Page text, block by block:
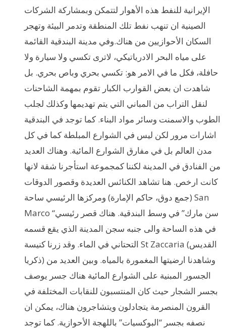
الإيرانية للنفط هذه الأهوار لتتمكن وبمشاركة الشركات
الصينية ان تنهب نفط تلك المنطقة وتدمر البيئة وتهجر
السكان الأحوازيين من هناك.وفي مدينة البندقية القائمة
على مياه البحر الادرياتيكي، لاترى تكسي ولا سيارة ولا
حافلة، فكل ما في الامر هو: تكسي بحري وباص بحري. بل
شاهدت ان بعض القوارب الكبار تقوم بمهمة الشاحنات
لنقل التراب من المباني التي يتم تهديمها وكذلك لجلب
الطوب والاسمنت وسائر مواد البناء. كما توجد في البندقية
اشارات مرور لكن ليس في الشوارع المبلطة كما في كل
مدن العالم بل في مفارق الشوارع المائية. وهناك العديد
من الفنادق في المدينة لكننا كمجموعة استأجرنا شقة لانها
كانت ارخص. هنا تشاهد الكنائس العديدة وقصور الدوقات
(جمع دوق، حاكم الإمارة) ومركزها الرئيسي ساحة San
Marco “سن مارك” في وسط البندقية. هناك قصر رئيسي
في هذه الساحة والى جنبه سجن المدينة الذي يقع قسمه
التحتاني في الماء. وقد زرنا كنيسة St Zaccaria (القديس
ذكريا) وشاهدنا ارضيتها المغمورة بالمياه. وبين العديد من
الجسور المبنية على الشوارع المائية هناك جسر يوصف
بجسر الشجار حيث كان المنتسبون للنقابات المختلفة في
القرون المنصرمة يتجادلون ويتشاجرون هناك، يمكن ان
نصفه بجسر “البوكسيات” باللهجة الأحوازية. كما توجد